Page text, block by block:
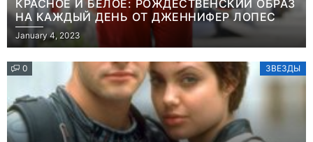
КРАСНОЕ И БЕЛОЕ: РОЖДЕСТВЕНСКИЙ ОБРАЗ
НА КАЖДЫЙ ДЕНЬ ОТ ДЖЕННИФЕР ЛОПЕС
January 4, 2023
0 ЗВЕЗДЫ